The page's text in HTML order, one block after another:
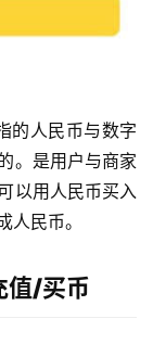
的人民币与数字
。是用户与商家
以用人民币买入
民币。
值/买币